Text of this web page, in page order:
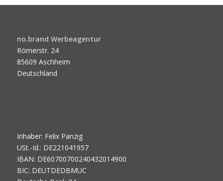
no.brand Werbeagentur
Römerstr. 24
85609 Aschheim
Deutschland
Inhaber: Felix Panzig
USt.-Id.: DE221041957
IBAN: DE60700700240432014900
BIC: DEUTDEDBMUC